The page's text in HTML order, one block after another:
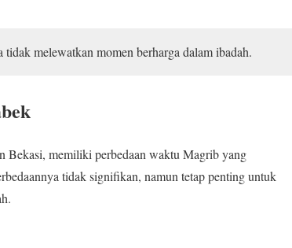
melewatkan momen berharga dalam ibadah.
Bekasi, memiliki perbedaan waktu Magrib yang
tidak signifikan, namun tetap penting untuk